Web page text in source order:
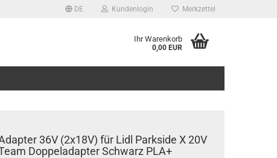
DE Kundenlogin Merkzettel
Ihr Warenkorb
0,00 EUR
36V (2x18V) für Lidl Parkside X 20V
Doppeladapter Schwarz PLA+